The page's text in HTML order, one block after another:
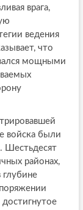
врага,
ведения
что
мощными
войска были
Шестьдесят
районах,